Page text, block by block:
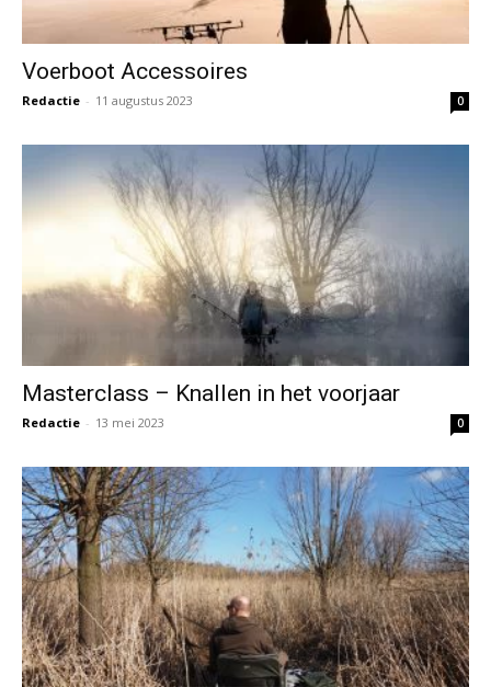
Voerboot Accessoires
Redactie - 11 augustus 2023 0
Masterclass – Knallen in het voorjaar
Redactie - 13 mei 2023 0